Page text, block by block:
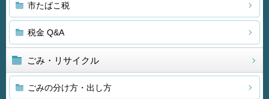
市たばこ税
税金 Q&A
ごみ・リサイクル
ごみの分け方・出し方